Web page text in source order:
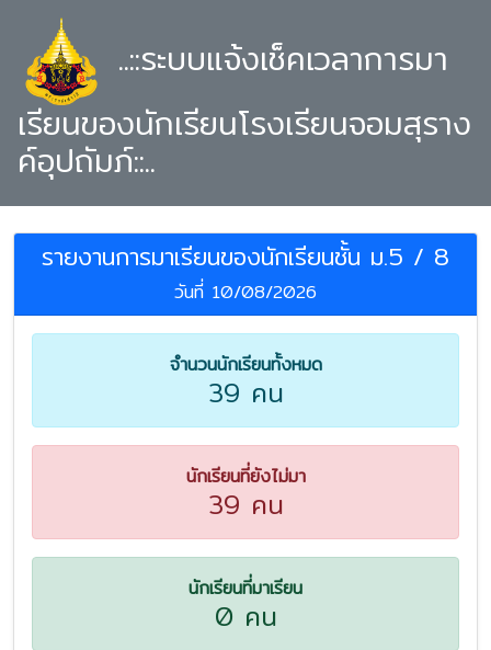
..::ระบบแจ้งเช็คเวลาการมา
เรียนของนักเรียนโรงเรียนจอมสุราง
ค์อุปถัมภ์::..
รายงานการมาเรียนของนักเรียนชั้น ม.5 / 8
วันที่ 10/08/2026
จำนวนนักเรียนทั้งหมด
39 คน
นักเรียนที่ยังไม่มา
39 คน
นักเรียนที่มาเรียน
0 คน